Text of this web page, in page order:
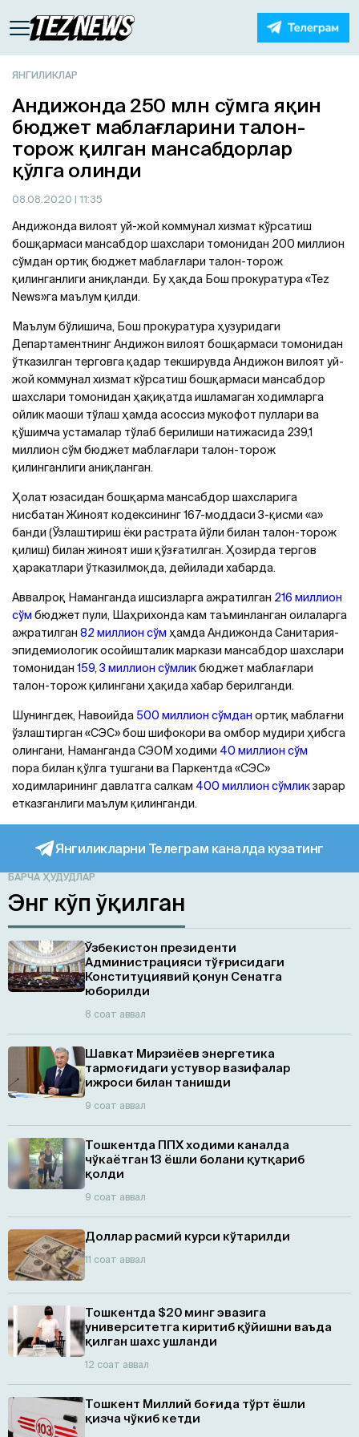
ЯНГИЛИКЛАР
Андижонда 250 млн сўмга яқин
бюджет маблағларини талон-
торож қилган мансабдорлар
қўлга олинди
08.08.2020 | 11:35
Андижонда вилоят уй-жой коммунал хизмат кўрсатиш
бошқармаси мансабдор шахслари томонидан 200 миллион
сўмдан ортиқ бюджет маблағлари талон-торож
қилинганлиги аниқланди. Бу ҳақда Бош прокуратура «Tez
News»га маълум қилди.
Маълум бўлишича, Бош прокуратура ҳузуридаги
Департаментнинг Андижон вилоят бошқармаси томонидан
ўтказилган терговга қадар текширувда Андижон вилоят уй-
жой коммунал хизмат кўрсатиш бошқармаси мансабдор
шахслари томонидан ҳақиқатда ишламаган ходимларга
ойлик маоши тўлаш ҳамда асоссиз мукофот пуллари ва
қўшимча устамалар тўлаб берилиши натижасида 239,1
миллион сўм бюджет маблағлари талон-торож
қилинганлиги аниқланган.
Ҳолат юзасидан бошқарма мансабдор шахсларига
нисбатан Жиноят кодексининг 167-моддаси 3-қисми «а»
банди (Ўзлаштириш ёки растрата йўли билан талон-торож
қилиш) билан жиноят иши қўзғатилган. Ҳозирда тергов
ҳаракатлари ўтказилмоқда, дейилади хабарда.
Аввалроқ Наманганда ишсизларга ажратилган 216 миллион
сўм бюджет пули, Шаҳрихонда кам таъминланган оилаларга
ажратилган 82 миллион сўм ҳамда Aндижонда Санитария-
эпидемиологик осойишталик маркази мансабдор шахслари
томонидан 159, 3 миллион сўмликбюджет маблағлари
талон-торож қилингани ҳақида хабар берилганди.
Шунингдек, Навоийда 500 миллион сўмдан ортиқ маблағни
ўзлаштирган «СЭС» бош шифокори ва омбор мудири ҳибсга
олингани, Наманганда СЭОМ ходими 40 миллион сўм
пора билан қўлга тушгани ва Паркентда «СЭС»
ходимларининг давлатга салкам 400 миллион сўмликзарар
етказганлиги маълум қилинганди.
Янгиликларни Телеграм каналда кузатинг
БАРЧА ҲУДУДЛАР
Энг кўп ўқилган
Ўзбекистон президенти
Администрацияси тўғрисидаги
Конституциявий қонун Сенатга
юборилди
8 соат аввал
Шавкат Мирзиёев энергетика
тармоғидаги устувор вазифалар
ижроси билан танишди
9 соат аввал
Тошкентда ППХ ходими каналда
чўкаётган 13 ёшли болани қутқариб
қолди
9 соат аввал
Доллар расмий курси кўтарилди
11 соат аввал
Тошкентда $20 минг эвазига
университетга киритиб қўйишни ваъда
қилган шахс ушланди
12 соат аввал
Тошкент Миллий боғида тўрт ёшли
қизча чўкиб кетди